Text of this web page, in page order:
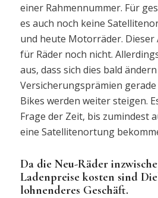
einer Rahmennummer. Für
es auch noch keine
und heute Motorräder. Dieser
für Räder noch nicht.
aus, dass sich dies bald
Versicherungsprämien
Bikes werden weiter steigen.
Frage der Zeit, bis zumindest
eine Satellitenortung
Da die Neu-Räder
Ladenpreise kosten sind
lohnenderes Geschäft.